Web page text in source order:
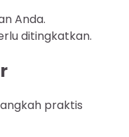
Anda.
ditingkatkan.
praktis